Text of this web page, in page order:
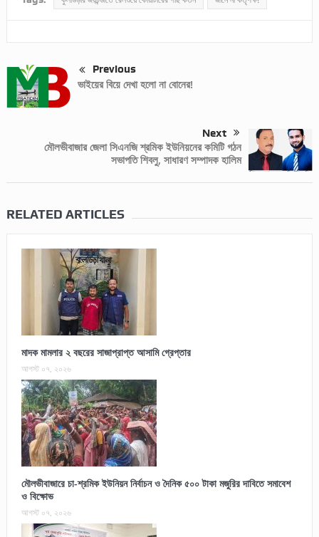
Previous
ভাইয়ের বিয়ে দেখা হলো না বোনের!
Next
মৌলভীবাজার জেলা সিএনজি শ্রমিক ইউনিয়নের কমিটি গঠন
সভাপতি শিবলু, সাধারণ সম্পাদক হালিম
RELATED ARTICLES
মাদক মামলার ২ বছরের সাজাপ্রাপ্ত আসামি গ্রেপ্তার
আগস্ট ০৭, ২০২৬
মৌলভীবাজারে চা-শ্রমিক ইউনিয়ন নির্বাচন ও দৈনিক ৫০০ টাকা মজুরির দাবিতে সমাবেশ
ও বিক্ষোভ
আগস্ট ০৭, ২০২৬